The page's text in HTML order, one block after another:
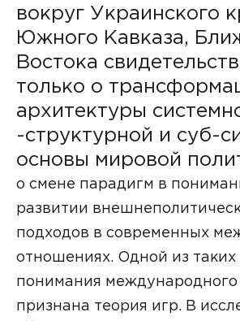
вокруг Украинского
Южного Кавказа,
Востока
только о
архитектуры
-структурной и суб-
основы мировой
о смене парадигм в
развитии
подходов в современных
отношениях. Одной из таких
понимания международного
признана теория игр. В